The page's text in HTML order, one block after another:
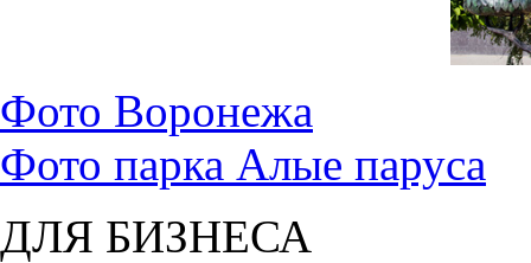
Фото Воронежа
Фото парка Алые паруса
ДЛЯ БИЗНЕСА